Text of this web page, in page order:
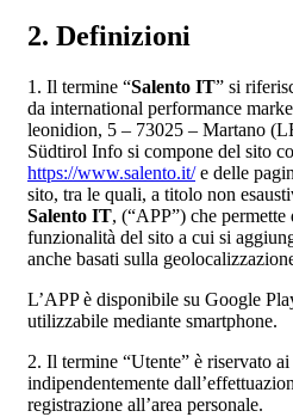
2. Definizioni
1. Il termine “Salento IT” si
da international performance
leonidion, 5 – 73025 – Martano
Südtirol Info si compone del sito
https://www.salento.it/e delle
sito, tra le quali, a titolo non
Salento IT, (“APP”) che
funzionalità del sito a cui si
anche basati sulla
L’APP è disponibile su Google
utilizzabile mediante smartphone.
2. Il termine “Utente” è riservato
indipendentemente
registrazione all’area personale.